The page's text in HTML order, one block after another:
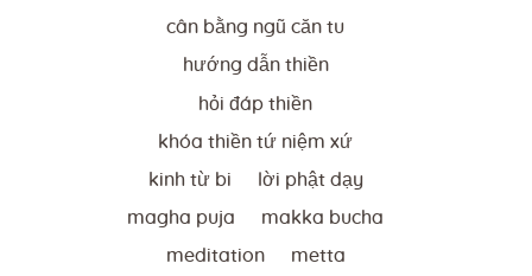
cân bằng ngũ căn tu
hướng dẫn thiền
hỏi đáp thiền
khóa thiền tứ niệm xứ
kinh từ bi lời phật dạy
magha puja makka bucha
meditation metta